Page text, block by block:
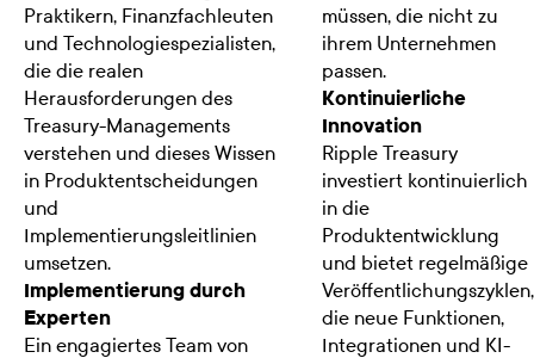
Praktikern, Finanzfachleuten
und Technologiespezialisten,
die die realen
Herausforderungen des
Treasury-Managements
verstehen und dieses Wissen
in Produktentscheidungen
und
Implementierungsleitlinien
umsetzen.
Implementierung durch
Experten
Ein engagiertes Team von
müssen, die nicht zu
ihrem Unternehmen
passen.
Kontinuierliche
Innovation
Ripple Treasury
investiert kontinuierlich
in die
Produktentwicklung
und bietet regelmäßige
Veröffentlichungszyklen,
die neue Funktionen,
Integrationen und KI-